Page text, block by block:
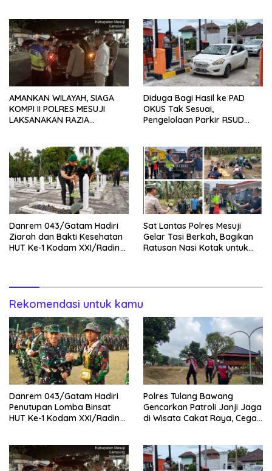
AMANKAN WILAYAH, SIAGA
KOMPI II POLRES MESUJI
LAKSANAKAN RAZIA
Diduga Bagi Hasil ke PAD
OKUS Tak Sesuai,
Pengelolaan Parkir RSUD
Danrem 043/Gatam Hadiri
Ziarah dan Bakti Kesehatan
HUT Ke-1 Kodam XXI/Radin
Sat Lantas Polres Mesuji
Gelar Tasi Berkah, Bagikan
Ratusan Nasi Kotak untuk
Rekomendasi untuk kamu
Danrem 043/Gatam Hadiri
Penutupan Lomba Binsat
HUT Ke-1 Kodam XXI/Radin
Polres Tulang Bawang
Gencarkan Patroli Janji Jaga
di Wisata Cakat Raya, Cegah